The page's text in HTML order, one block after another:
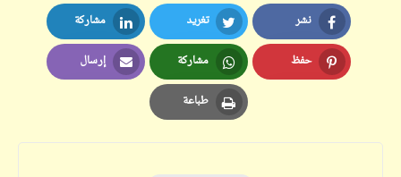
نشر
Facebook
تغريد
Twitter
مشاركة
LinkedIn
حفظ
Pinterest
مشاركة
Whatsapp
إرسال
Email
طباعة
Print